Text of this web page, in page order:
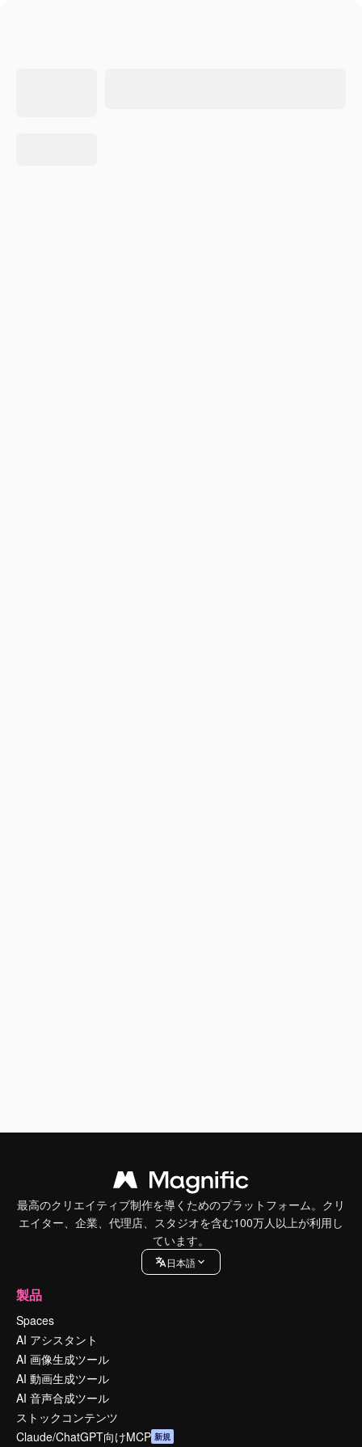
最高のクリエイティブ制作を導くためのプラットフォーム。クリ
エイター、企業、代理店、スタジオを含む100万人以上が利用し
ています。
日本語
製品
Spaces
AI アシスタント
AI 画像生成ツール
AI 動画生成ツール
AI 音声合成ツール
ストックコンテンツ
Claude/ChatGPT向けMCP 新規